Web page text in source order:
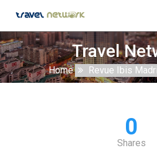
Travel
Home Revue Ibis
0
Shares